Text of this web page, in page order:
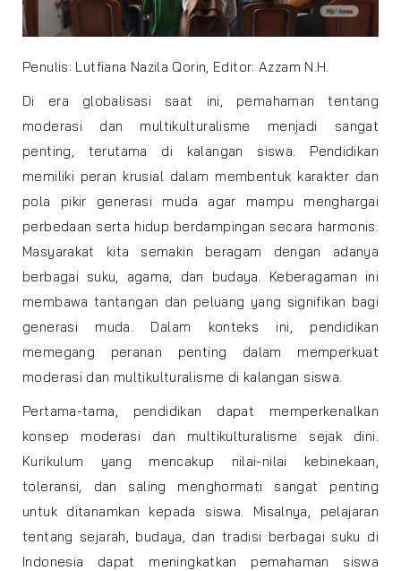
Penulis: Lutfiana Nazila Qorin, Editor: Azzam N.H.
Di era globalisasi saat ini, pemahaman tentang
moderasi dan multikulturalisme menjadi sangat
penting, terutama di kalangan siswa. Pendidikan
memiliki peran krusial dalam membentuk karakter dan
pola pikir generasi muda agar mampu menghargai
perbedaan serta hidup berdampingan secara harmonis.
Masyarakat kita semakin beragam dengan adanya
berbagai suku, agama, dan budaya. Keberagaman ini
membawa tantangan dan peluang yang signifikan bagi
generasi muda. Dalam konteks ini, pendidikan
memegang peranan penting dalam memperkuat
moderasi dan multikulturalisme di kalangan siswa.
Pertama-tama, pendidikan dapat memperkenalkan
konsep moderasi dan multikulturalisme sejak dini.
Kurikulum yang mencakup nilai-nilai kebinekaan,
toleransi, dan saling menghormati sangat penting
untuk ditanamkan kepada siswa. Misalnya, pelajaran
tentang sejarah, budaya, dan tradisi berbagai suku di
Indonesia dapat meningkatkan pemahaman siswa